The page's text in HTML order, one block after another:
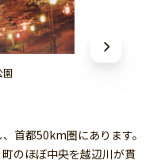
園
首都50km圏にあります。
のほぼ中央を越辺川が貫